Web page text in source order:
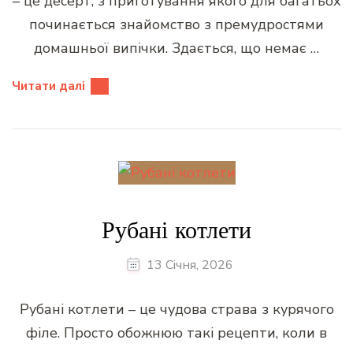
починається знайомство з премудростями
домашньої випічки. Здається, що немає …
Читати далі
Рубані котлети
13 Січня, 2026
Рубані котлети – це чудова страва з курячого
філе. Просто обожнюю такі рецепти, коли в